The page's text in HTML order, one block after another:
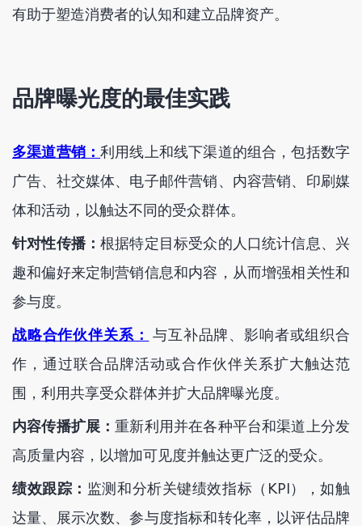
有助于塑造消费者的认知和建立品牌资产。
品牌曝光度的最佳实践
多渠道营销：利用线上和线下渠道的组合，包括数字
广告、社交媒体、电子邮件营销、内容营销、印刷媒
体和活动，以触达不同的受众群体。
针对性传播：根据特定目标受众的人口统计信息、兴
趣和偏好来定制营销信息和内容，从而增强相关性和
参与度。
战略合作伙伴关系： 与互补品牌、影响者或组织合
作，通过联合品牌活动或合作伙伴关系扩大触达范
围，利用共享受众群体并扩大品牌曝光度。
内容传播扩展：重新利用并在各种平台和渠道上分发
高质量内容，以增加可见度并触达更广泛的受众。
绩效跟踪： 监测和分析关键绩效指标（KPI），如触
达量、展示次数、参与度指标和转化率，以评估品牌